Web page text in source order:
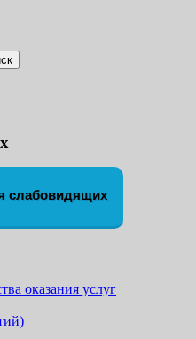
слабовидящих
оказания услуг